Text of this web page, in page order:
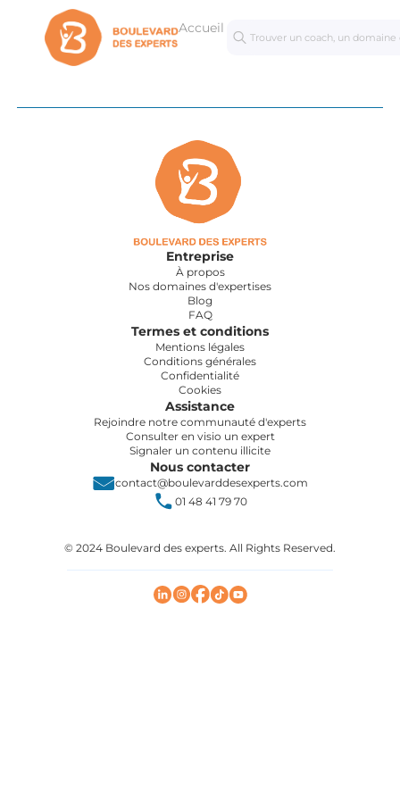
Accueil
Séances
personnalisées
Entreprise
À propos
Nos domaines d'expertises
Blog
FAQ
Termes et conditions
Mentions légales
Conditions générales
Confidentialité
Cookies
Assistance
Rejoindre notre communauté d'experts
Consulter en visio un expert
Signaler un contenu illicite
Nous contacter
contact@boulevarddesexperts.com
01 48 41 79 70
© 2024 Boulevard des experts. All Rights Reserved.